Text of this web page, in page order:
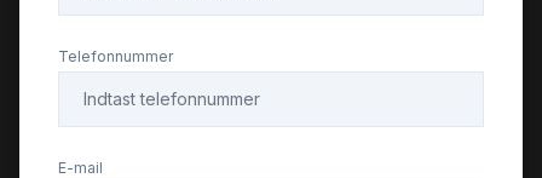
Telefonnummer
E-mail